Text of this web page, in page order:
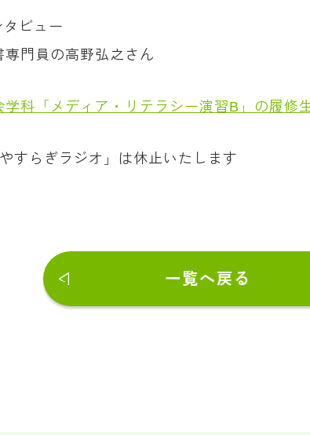
ビュー
門員の高野弘之さん
学科「メディア・リテラシー演習B」の履修
すらぎラジオ」は休止いたします
一覧へ戻る